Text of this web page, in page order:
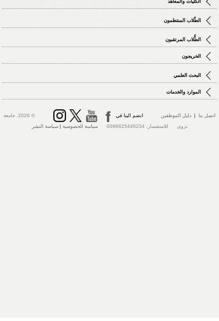
الطّلاب المنتظمون
الطُّلاب المرتقبون
الخريجون
البحث العلمي
الموارد والخدمات
اتصل بنا | دليل الموظفين انضم الينا في
© 2026, جامعة
نزوى للاستفسار: 0096825446234
سياسة الخصوصية |سياسة النشر